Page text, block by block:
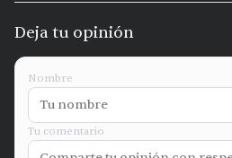
Deja tu opinión
Nombre
Tu comentario